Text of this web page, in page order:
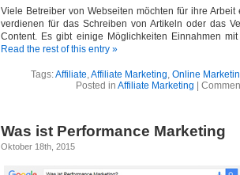
Viele Betreiber von Webseiten möchten für ihre Arbeit
verdienen für das Schreiben von Artikeln oder das
Content. Es gibt einige Möglichkeiten Einnahmen
Read the rest of this entry »
Tags:Affiliate,Affiliate Marketing, Online
Posted in Affiliate Marketing
Was ist Performance Marketing
Oktober 18th, 2015